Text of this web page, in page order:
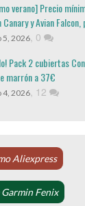
verano] Precio
Canary y Avian
5, 2026, 0
Pack 2 cubiertas
marrón a 37€
4, 2026, 12
Aliexpress
Fenix